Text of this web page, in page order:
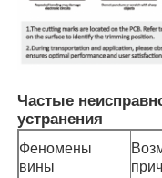
Частые
устранения
Феномены
вины